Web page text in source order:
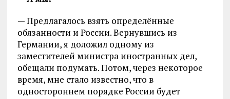
— Предлагалось взять определённые
обязанности и России. Вернувшись из
Германии, я доложил одному из
заместителей министра иностранных дел,
обещали подумать. Потом, через некоторое
время, мне стало известно, что в
одностороннем порядке России будет